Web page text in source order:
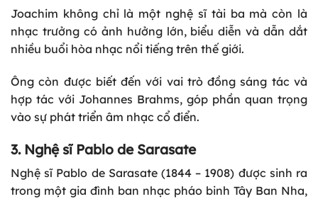
Joachim không chỉ là một nghệ sĩ tài ba mà còn là
nhạc trưởng có ảnh hưởng lớn, biểu diễn và dẫn dắt
nhiều buổi hòa nhạc nổi tiếng trên thế giới.
Ông còn được biết đến với vai trò đồng sáng tác và
hợp tác với Johannes Brahms, góp phần quan trọng
vào sự phát triển âm nhạc cổ điển.
3. Nghệ sĩ Pablo de Sarasate
Nghệ sĩ Pablo de Sarasate (1844 – 1908) được sinh ra
trong một gia đình ban nhạc pháo binh Tây Ban Nha,